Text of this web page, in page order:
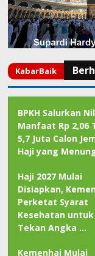
BPKH Salurkan
Manfaat Rp 2,06
5,7 Juta Calon
Haji yang
Haji 2027 Mulai
Disiapkan,
Perketat Syarat
Kesehatan untuk
Tekan Angka …
Kemenhaj Mulai